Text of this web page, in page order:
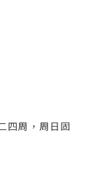
四周，周日固